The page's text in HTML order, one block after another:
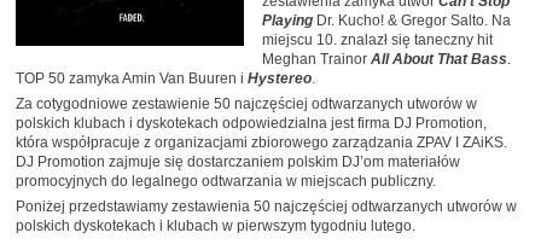
Playing Dr. Kucho! & Gregor Salto. Na
miejscu 10. znalazł się taneczny hit
Meghan TrainorAll About That Bass.
TOP 50 zamyka Amin Van Buuren iHystereo.
Za cotygodniowe zestawienie 50 najczęściej odtwarzanych utworów w
polskich klubach i dyskotekach odpowiedzialna jest firma DJ Promotion,
która współpracuje z organizacjami zbiorowego zarządzania ZPAV I ZAiKS.
DJ Promotion zajmuje się dostarczaniem polskim DJ’om materiałów
promocyjnych do legalnego odtwarzania w miejscach publiczny.
Poniżej przedstawiamy zestawienia 50 najczęściej odtwarzanych utworów w
polskich dyskotekach i klubach w pierwszym tygodniu lutego.